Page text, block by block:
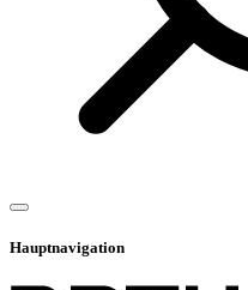
Hauptnavigation